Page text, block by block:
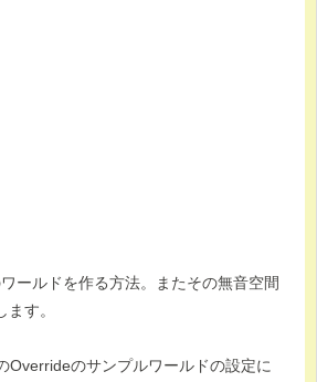
ールドを作る方法。またその無音空間
す。
Overrideのサンプルワールドの設定に